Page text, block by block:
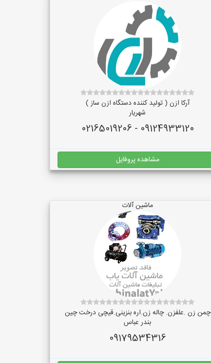
آرکا ازن ( تولید کننده دستگاه ازن ساز )
شهریار
09124933120 - 02165019206
مشاهده پروفایل
ماشین آلات
چمن زن .علفزن. چاله زن.اره بنزینی.قیچی درخت چین
بندر عباس
09179534316